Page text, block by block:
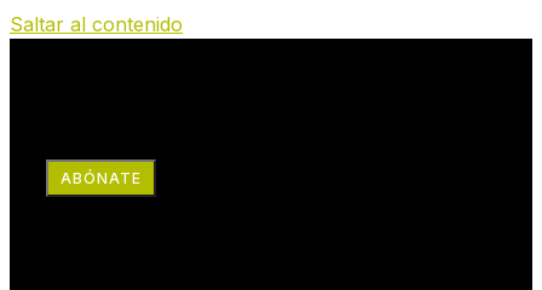
Saltar al contenido
ABÓNATE